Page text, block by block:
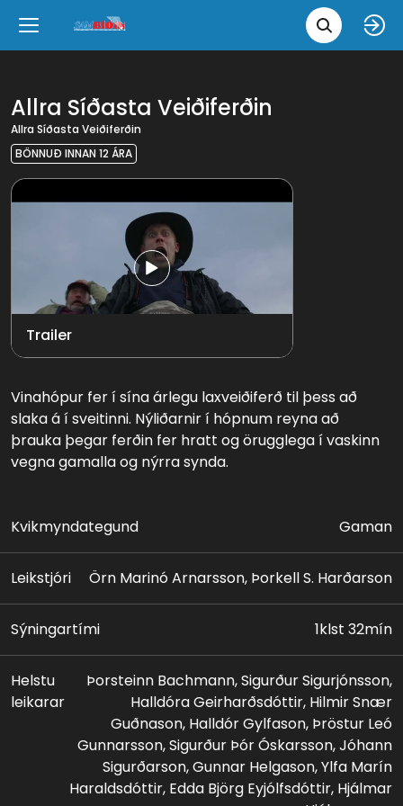
Leita
Back
Væntanlegt
Close
Nýjar myndir
Klassískar myndir
Skvísubíó
Back
Tungumál
Close
íslenska
English
Allra Síðasta Veiðiferðin
Allra Síðasta Veiðiferðin
BÖNNUÐ INNAN 12 ÁRA
Trailer
Vinahópur fer í sína árlegu laxveiðiferð til þess að
slaka á í sveitinni. Nýliðarnir í hópnum reyna að
þrauka þegar ferðin fer hratt og örugglega í vaskinn
vegna gamalla og nýrra synda.
Kvikmyndategund Gaman
Leikstjóri Örn Marinó Arnarsson, Þorkell S. Harðarson
Sýningartími 1klst 32mín
Helstu
leikarar
Þorsteinn Bachmann, Sigurður Sigurjónsson,
Halldóra Geirharðsdóttir, Hilmir Snær
Guðnason, Halldór Gylfason, Þröstur Leó
Gunnarsson, Sigurður Þór Óskarsson, Jóhann
Sigurðarson, Gunnar Helgason, Ylfa Marín
Haraldsdóttir, Edda Björg Eyjólfsdóttir, Hjálmar